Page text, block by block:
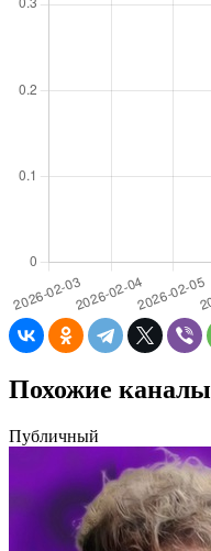
Похожие каналы
Публичный